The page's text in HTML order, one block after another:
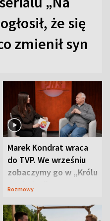
że się
zmienił syn
Marek Kondrat wraca
do TVP. We wrześniu
zobaczymy go w „Królu
Maciusiu I”
Rozmowy